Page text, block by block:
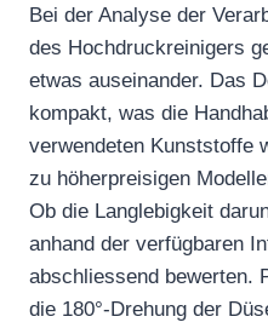
Bei der Analyse der
des Hochdruckreinigers
etwas auseinander. Das
kompakt, was die
verwendeten Kunststoffe
zu höherpreisigen
Ob die Langlebigkeit
anhand der verfügbaren
abschliessend bewerten.
die 180°-Drehung der